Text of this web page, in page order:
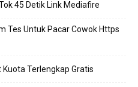
45 Detik Link Mediafire
Tes Untuk Pacar Cowok Https
Terlengkap Gratis